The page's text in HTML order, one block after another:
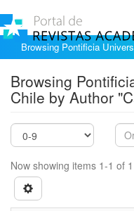
Browsing Pontificia
Browsing
Chile by Author
Now showing items 1-1 of 1